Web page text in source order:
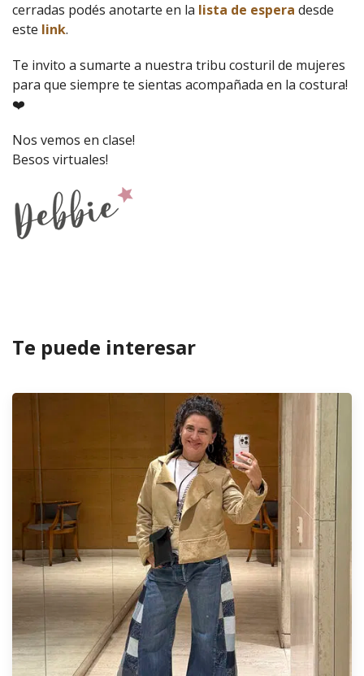
cerradas podés anotarte en la lista de espera desde
este link.
Te invito a sumarte a nuestra tribu costuril de mujeres
para que siempre te sientas acompañada en la costura!
❤️
Nos vemos en clase!
Besos virtuales!
Te puede interesar